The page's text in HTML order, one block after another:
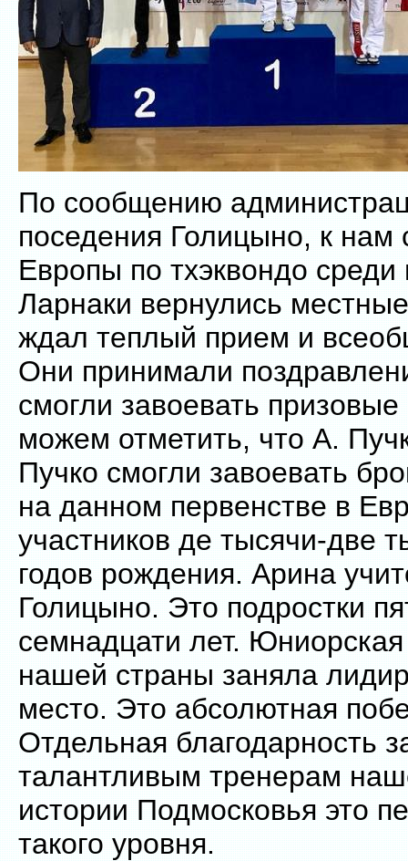
По сообщению
поседения Голицыно, к нам
Европы по тхэквондо
Ларнаки вернулись
ждал теплый прием и
Они принимали
смогли завоевать
можем отметить, что А.
Пучко смогли завоевать
на данном первенстве в
участников де тысячи-две
годов рождения. Арина
Голицыно. Это подростки
семнадцати лет.
нашей страны заняла
место. Это абсолютная
Отдельная благодарность
талантливым тренерам
истории Подмосковья это
такого уровня.